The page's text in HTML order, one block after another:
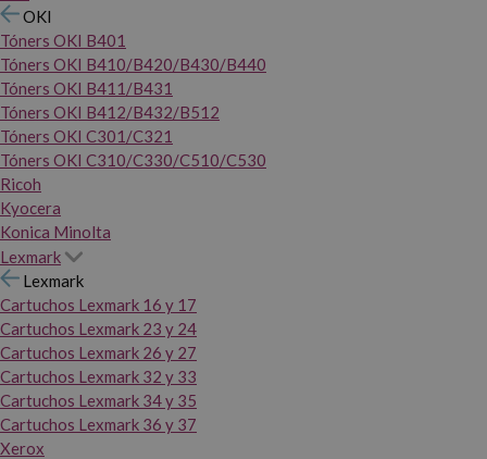
OKI
Tóners OKI B401
Tóners OKI B410/B420/B430/B440
Tóners OKI B411/B431
Tóners OKI B412/B432/B512
Tóners OKI C301/C321
Tóners OKI C310/C330/C510/C530
Ricoh
Kyocera
Konica Minolta
Lexmark
Lexmark
Cartuchos Lexmark 16 y 17
Cartuchos Lexmark 23 y 24
Cartuchos Lexmark 26 y 27
Cartuchos Lexmark 32 y 33
Cartuchos Lexmark 34 y 35
Cartuchos Lexmark 36 y 37
Xerox